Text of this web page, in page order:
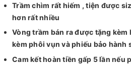
Trầm chìm rất hiếm , tiện được
hơn rất nhiều
Vòng trầm bán ra được tặng
kèm phôi vụn và phiếu bảo hành
Cam kết hoàn tiền gấp 5 lần nếu